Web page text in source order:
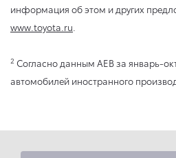
информация об этом и других
www.toyota.ru
2 Согласно данным AEB за январь-
автомобилей иностранного